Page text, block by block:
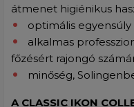
átmenet higiénikus
optimális
alkalmas
főzésért rajongó
minőség,
A CLASSIC IKON